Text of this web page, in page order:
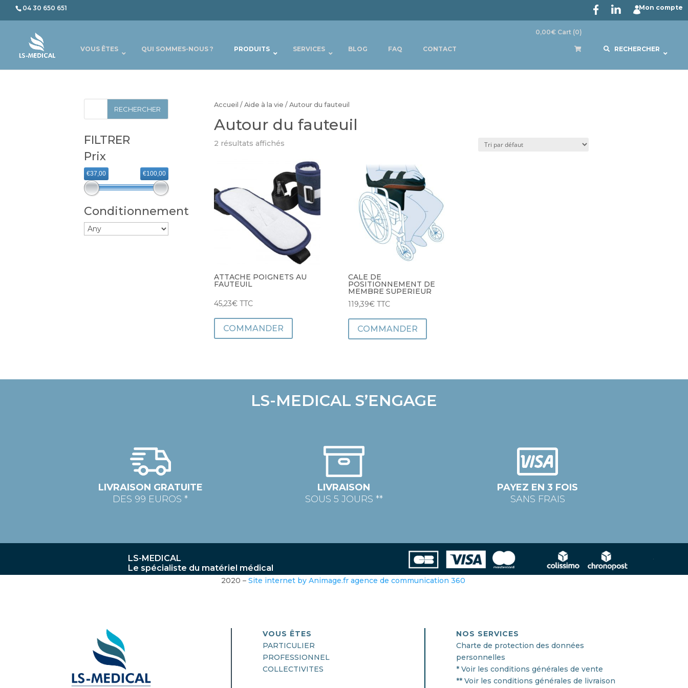
04 30 650 651 Mon compte
VOUS ÊTES QUI SOMMES-NOUS ? PRODUITS SERVICES BLOG FAQ CONTACT
0,00€ Cart (0)
RECHERCHER
Accueil / Aide à la vie / Autour du fauteuil
Autour du fauteuil
2 résultats affichés
ATTACHE POIGNETS AU
FAUTEUIL
45,23€ TTC
COMMANDER
CALE DE
POSITIONNEMENT DE
MEMBRE SUPERIEUR
119,39€ TTC
COMMANDER
FILTRER
Prix
€37,00 €100,00
Conditionnement
LS-MEDICAL S’ENGAGE
LIVRAISON GRATUITE
DES 99 EUROS *
LIVRAISON
SOUS 5 JOURS **
PAYEZ EN 3 FOIS
SANS FRAIS
LS-MEDICAL
Le spécialiste du matériel médical
2020 – Site internet by Animage.fr agence de communication 360
VOUS ÊTES
PARTICULIER
PROFESSIONNEL
COLLECTIVITES
NOS SERVICES
Charte de protection des données
personnelles
* Voir les conditions générales de vente
** Voir les conditions générales de livraison